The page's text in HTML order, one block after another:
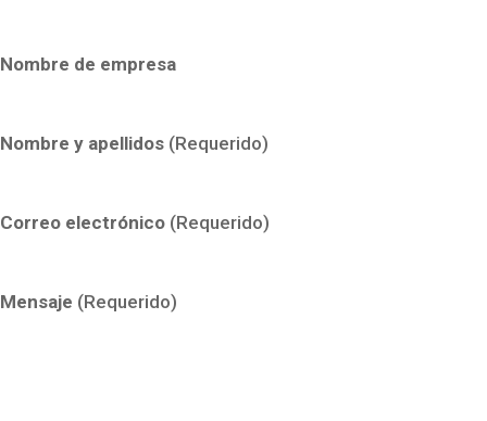
Nombre de empresa
Nombre y apellidos (Requerido)
Correo electrónico (Requerido)
Mensaje (Requerido)